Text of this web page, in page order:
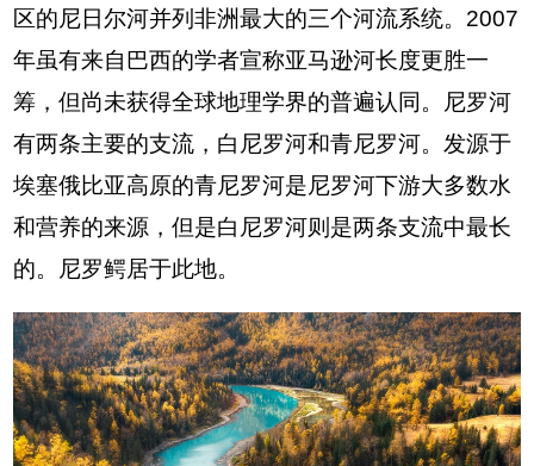
区的尼日尔河并列非洲最大的三个河流系统。2007
年虽有来自巴西的学者宣称亚马逊河长度更胜一
筹，但尚未获得全球地理学界的普遍认同。尼罗河
有两条主要的支流，白尼罗河和青尼罗河。发源于
埃塞俄比亚高原的青尼罗河是尼罗河下游大多数水
和营养的来源，但是白尼罗河则是两条支流中最长
的。尼罗鳄居于此地。